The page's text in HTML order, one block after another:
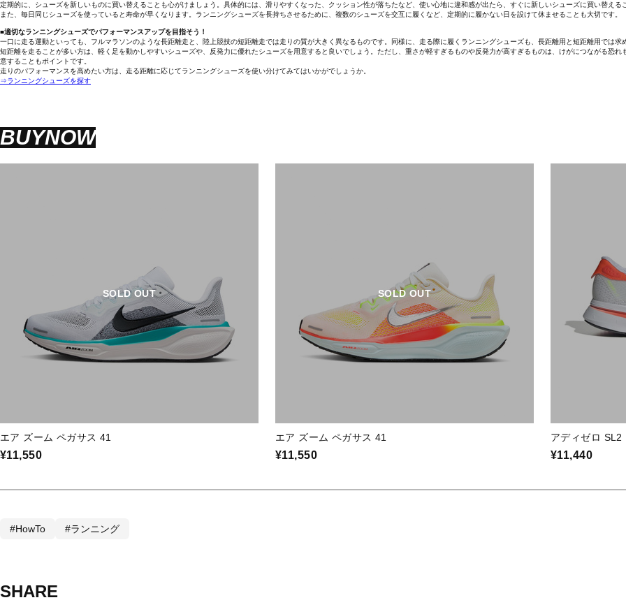
定期的に、シューズを新しいものに買い替えることも心がけましょう。具体的には、滑りやすくなった、クッション性が落ちたなど、使い心地に違和感が出たら、すぐに新しいシューズに買い替える
また、毎日同じシューズを使っていると寿命が早くなります。ランニングシューズを長持ちさせるために、複数のシューズを交互に履くなど、定期的に履かない日を設けて休ませることも大切です。
■適切なランニングシューズでパフォーマンスアップを目指そう！
一口に走る運動といっても、フルマラソンのような長距離走と、陸上競技の短距離走では走りの質が大きく異なるものです。同様に、走る際に履くランニングシューズも、長距離用と短距離用では求
短距離を走ることが多い方は、軽く足を動かしやすいシューズや、反発力に優れたシューズを用意すると良いでしょう。ただし、重さが軽すぎるものや反発力が高すぎるものは、けがにつながる恐
意することもポイントです。
走りのパフォーマンスを高めたい方は、走る距離に応じてランニングシューズを使い分けてみてはいかがでしょうか。
⇒ランニングシューズを探す
BUYNOW
SOLD OUT
エア ズーム ペガサス 41
¥11,550
SOLD OUT
エア ズーム ペガサス 41
¥11,550
アディゼロ SL2
¥11,440
#HowTo #ランニング
SHARE